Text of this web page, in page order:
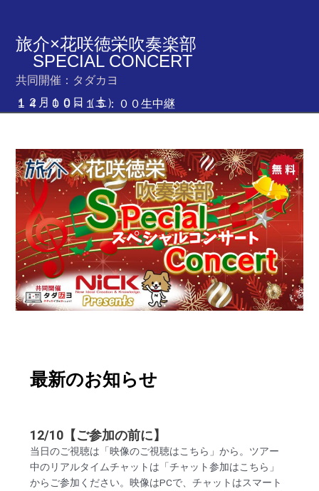
旅介×花咲徳栄吹奏楽部
SPECIAL CONCERT
共同開催：タダカヨ
１２月１０日（土）
１４ ：００～１５：００生中継
最新のお知らせ
12/10【ご参加の前に】
当日のご視聴は「映像のご視聴はこちら」から。ツアー
中のリアルタイムチャットは「チャット参加はこちら」
からご参加ください。映像はPCで、チャットはスマート